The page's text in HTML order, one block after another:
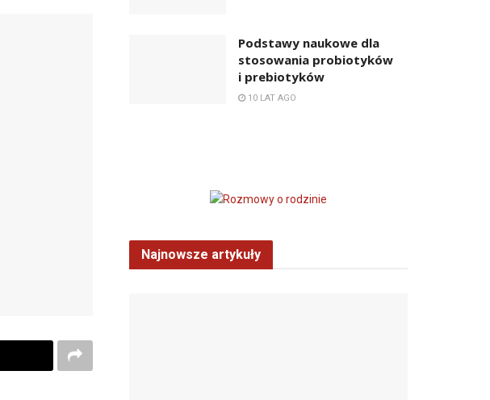
Podstawy naukowe dla
stosowania probiotyków
i prebiotyków
10 LAT AGO
Najnowsze artykuły